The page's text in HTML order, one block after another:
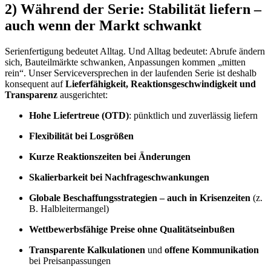
2) Während der Serie: Stabilität liefern –
auch wenn der Markt schwankt
Serienfertigung bedeutet Alltag. Und Alltag bedeutet: Abrufe ändern
sich, Bauteilmärkte schwanken, Anpassungen kommen „mitten
rein“. Unser Serviceversprechen in der laufenden Serie ist deshalb
konsequent aufLieferfähigkeit, Reaktionsgeschwindigkeit und
Transparenz ausgerichtet:
Hohe Liefertreue (OTD): pünktlich und zuverlässig liefern
Flexibilität bei Losgrößen
Kurze Reaktionszeiten bei Änderungen
Skalierbarkeit bei Nachfrageschwankungen
Globale Beschaffungsstrategien – auch in Krisenzeiten (z.
B. Halbleitermangel)
Wettbewerbsfähige Preise ohne Qualitätseinbußen
Transparente Kalkulationen und offene Kommunikation
bei Preisanpassungen